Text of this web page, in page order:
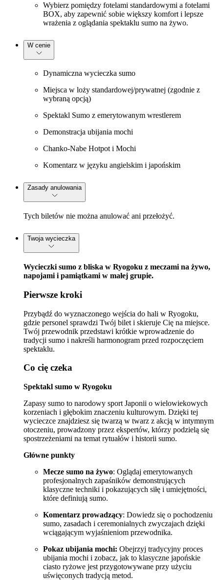
Wybierz pomiędzy fotelami standardowymi a fotelami
BOX, aby zapewnić sobie większy komfort i lepsze
wrażenia z oglądania spektaklu sumo na żywo.
W cenie
Dynamiczna wycieczka sumo
Miejsca w loży standardowej/prywatnej (zgodnie z
wybraną opcją)
Spektakl Sumo z emerytowanym wrestlerem
Demonstracja ubijania mochi
Chanko-Nabe Hotpot i Mochi
Komentarz w języku angielskim i japońskim
Zasady anulowania
Tych biletów nie można anulować ani przełożyć.
Twoja wycieczka
Wycieczki sumo z bliska w Ryogoku z meczami na żywo,
napojami i pamiątkami w małej grupie.
Pierwsze kroki
Przybądź do wyznaczonego wejścia do hali w Ryogoku,
gdzie personel sprawdzi Twój bilet i skieruje Cię na miejsce.
Twój przewodnik przedstawi krótkie wprowadzenie do
tradycji sumo i nakreśli harmonogram przed rozpoczęciem
spektaklu.
Co cię czeka
Spektakl sumo w Ryogoku
Zapasy sumo to narodowy sport Japonii o wielowiekowych
korzeniach i głębokim znaczeniu kulturowym. Dzięki tej
wycieczce znajdziesz się twarzą w twarz z akcją w intymnym
otoczeniu, prowadzony przez ekspertów, którzy podzielą się
spostrzeżeniami na temat rytuałów i historii sumo.
Główne punkty
Mecze sumo na żywo: Oglądaj emerytowanych
profesjonalnych zapaśników demonstrujących
klasyczne techniki i pokazujących siłę i umiejętności,
które definiują sumo.
Komentarz prowadzący: Dowiedz się o pochodzeniu
sumo, zasadach i ceremonialnych zwyczajach dzięki
wciągającym wyjaśnieniom przewodnika.
Pokaz ubijania mochi: Obejrzyj tradycyjny proces
ubijania mochi i zobacz, jak to klasyczne japońskie
ciasto ryżowe jest przygotowywane przy użyciu
uświęconych tradycją metod.